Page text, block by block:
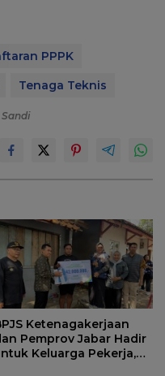
PPPK
Tenaga Teknis
Ketenagakerjaan
Pemprov Jabar Hadir
Keluarga Pekerja,